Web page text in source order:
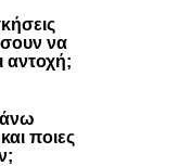
να
αντοχή;
ποιες